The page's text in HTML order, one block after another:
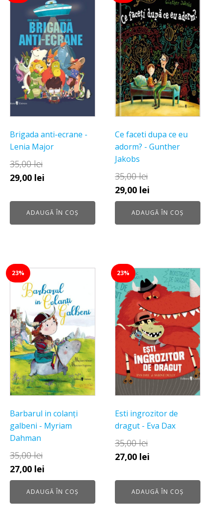
Brigada anti-ecrane -
Lenia Major
35,00lei
Prețul
a
fost:
29,00 lei
este:
29,00 lei.
ADAUGĂ ÎN COȘ
Ce faceti dupa ce eu
adorm? - Gunther
Jakobs
35,00lei
Prețul
inițial
29,00 lei
curent
este:
ADAUGĂ ÎN COȘ
23%
Barbarul in colanți
galbeni - Myriam
Dahman
35,00lei
Prețul
inițial
27,00 lei
curent
este:
ADAUGĂ ÎN COȘ
23%
Esti ingrozitor de
dragut - Eva Dax
35,00lei
Prețul
a
fost:
27,00 lei
este:
27,00 lei.
ADAUGĂ ÎN COȘ